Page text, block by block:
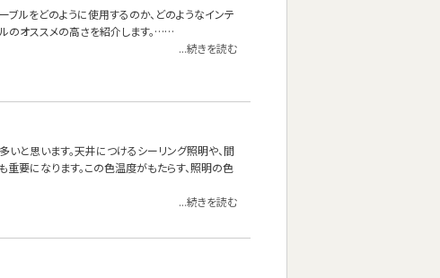
ブルをどのように使用するのか、どのようなインテ
のオススメの高さを紹介します。……
...続きを読む
いと思います。天井につけるシーリング照明や、間
要になります。この色温度がもたらす、照明の色
...続きを読む